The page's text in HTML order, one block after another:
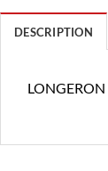
DESCRIPTION